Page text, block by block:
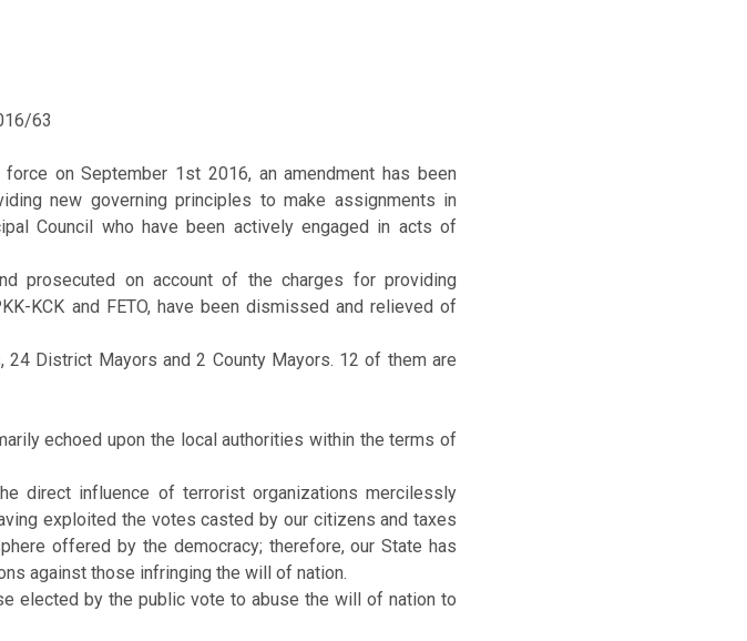
63
on September 1st 2016, an amendment has been
new governing principles to make assignments in
Council who have been actively engaged in acts of
prosecuted on account of the charges for providing
KCK and FETO, have been dismissed and relieved of
District Mayors and 2 County Mayors. 12 of them are
echoed upon the local authorities within the terms of
direct influence of terrorist organizations mercilessly
exploited the votes casted by our citizens and taxes
offered by the democracy; therefore, our State has
against those infringing the will of nation.
elected by the public vote to abuse the will of nation to